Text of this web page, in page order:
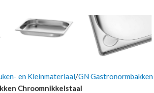
en Kleinmateriaal GN Gastronormbakken
Chroomnikkelstaal